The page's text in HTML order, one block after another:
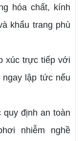
hóa chất, kính
khẩu trang phù
xúc trực tiếp với
lập tức nếu
quy định an toàn
nhiễm nghề